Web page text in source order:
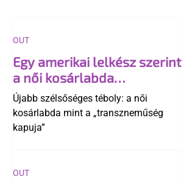
Egy amerikai lelkész szerint
a női kosárlabda
transzneműséghez vezet
Újabb szélsőséges téboly: a női
kosárlabda mint a „transzneműség
kapuja”
OUT
OUT